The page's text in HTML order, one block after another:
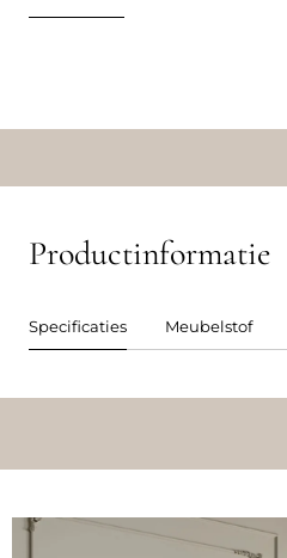
Productinformatie
Specificaties Meubelstof